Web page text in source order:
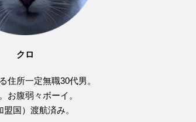
クロ
住所一定無職30代男。
お腹弱々ボーイ。
国）渡航済み。